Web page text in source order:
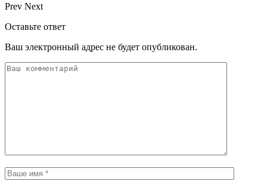
Prev Next
Оставьте ответ
Ваш электронный адрес не будет опубликован.